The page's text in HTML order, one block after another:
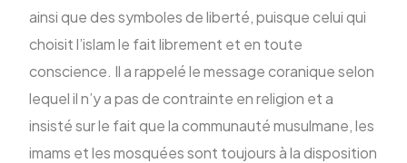
ainsi que des symboles de liberté, puisque celui qui
choisit l’islam le fait librement et en toute
conscience. Il a rappelé le message coranique selon
lequel il n’y a pas de contrainte en religion et a
insisté sur le fait que la communauté musulmane, les
imams et les mosquées sont toujours à la disposition